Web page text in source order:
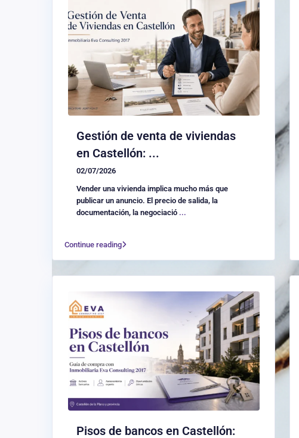
Gestión de venta de viviendas
en Castellón: ...
02/07/2026
Vender una vivienda implica mucho más que
publicar un anuncio. El precio de salida, la
documentación, la negociació ...
Continue reading
Pisos de bancos en Castellón: